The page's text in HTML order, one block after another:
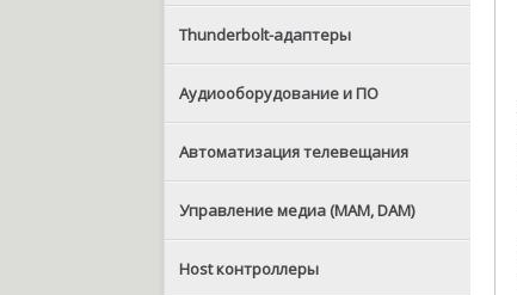
Thunderbolt-адаптеры
Аудиооборудование и ПО
Автоматизация телевещания
Управление медиа (MAM, DAM)
Host контроллеры